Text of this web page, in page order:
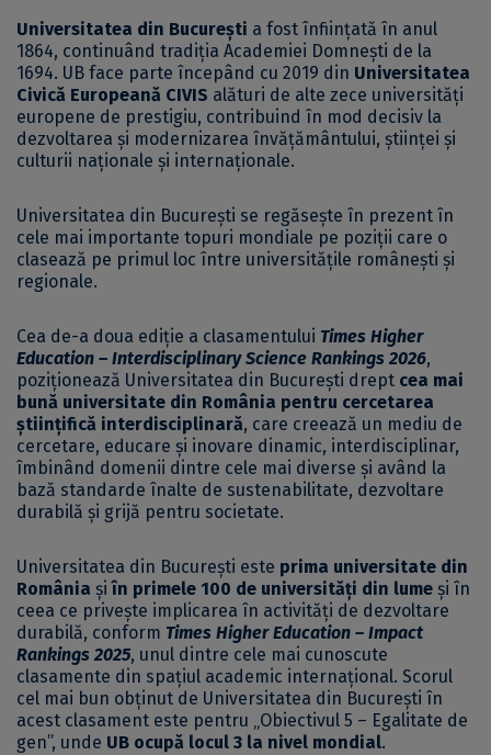
Universitatea din București a fost înființată în anul
1864, continuând tradiția Academiei Domnești de la
1694. UB face parte începând cu 2019 din Universitatea
Civică Europeană CIVIS alături de alte zece universități
europene de prestigiu, contribuind în mod decisiv la
dezvoltarea și modernizarea învățământului, științei și
culturii naționale și internaționale.
Universitatea din București se regăsește în prezent în
cele mai importante topuri mondiale pe poziții care o
clasează pe primul loc între universitățile românești și
regionale.
Cea de-a doua ediție a clasamentului Times Higher
Education – Interdisciplinary Science Rankings 2026,
poziționează Universitatea din București drept cea mai
bună universitate din România pentru cercetarea
științifică interdisciplinară, care creează un mediu de
cercetare, educare și inovare dinamic, interdisciplinar,
îmbinând domenii dintre cele mai diverse și având la
bază standarde înalte de sustenabilitate, dezvoltare
durabilă și grijă pentru societate.
Universitatea din București este prima universitate din
România șiîn primele 100 de universități din lume și în
ceea ce privește implicarea în activități de dezvoltare
durabilă, conform Times Higher Education – Impact
Rankings 2025, unul dintre cele mai cunoscute
clasamente din spațiul academic internațional. Scorul
cel mai bun obținut de Universitatea din București în
acest clasament este pentru „Obiectivul 5 – Egalitate de
gen”, unde UB ocupă locul 3 la nivel mondial.